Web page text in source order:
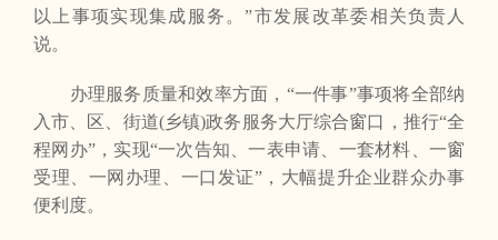
以上事项实现集成服务。”市发展改革委相关负责人
说。
办理服务质量和效率方面，“一件事”事项将全部纳
入市、区、街道(乡镇)政务服务大厅综合窗口，推行“全
程网办”，实现“一次告知、一表申请、一套材料、一窗
受理、一网办理、一口发证”，大幅提升企业群众办事
便利度。